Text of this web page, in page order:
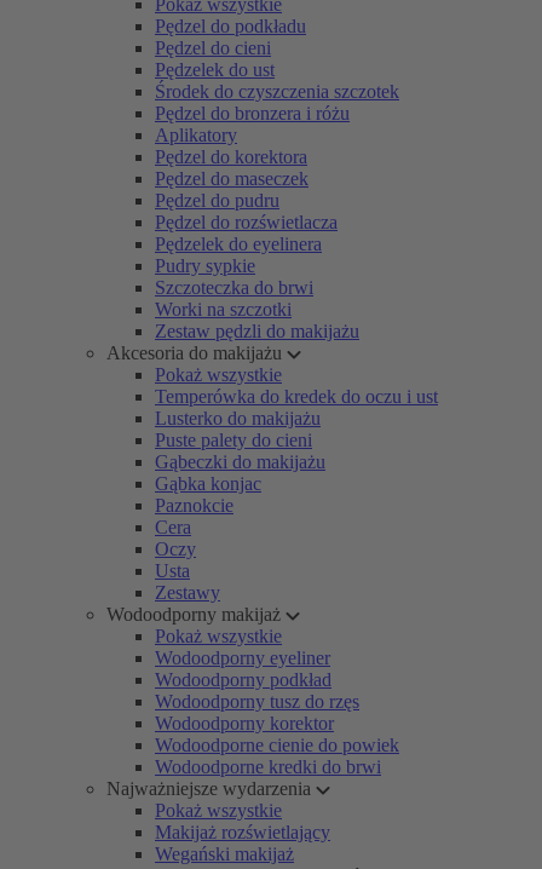
Pokaż wszystkie
Pędzel do podkładu
Pędzel do cieni
Pędzelek do ust
Środek do czyszczenia szczotek
Pędzel do bronzera i różu
Aplikatory
Pędzel do korektora
Pędzel do maseczek
Pędzel do pudru
Pędzel do rozświetlacza
Pędzelek do eyelinera
Pudry sypkie
Szczoteczka do brwi
Worki na szczotki
Zestaw pędzli do makijażu
Akcesoria do makijażu
Pokaż wszystkie
Temperówka do kredek do oczu i ust
Lusterko do makijażu
Puste palety do cieni
Gąbeczki do makijażu
Gąbka konjac
Paznokcie
Cera
Oczy
Usta
Zestawy
Wodoodporny makijaż
Pokaż wszystkie
Wodoodporny eyeliner
Wodoodporny podkład
Wodoodporny tusz do rzęs
Wodoodporny korektor
Wodoodporne cienie do powiek
Wodoodporne kredki do brwi
Najważniejsze wydarzenia
Pokaż wszystkie
Makijaż rozświetlający
Wegański makijaż